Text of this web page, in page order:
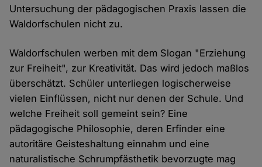
Untersuchung der pädagogischen Praxis lassen die
Waldorfschulen nicht zu.
Waldorfschulen werben mit dem Slogan "Erziehung
zur Freiheit", zur Kreativität. Das wird jedoch maßlos
überschätzt. Schüler unterliegen logischerweise
vielen Einflüssen, nicht nur denen der Schule. Und
welche Freiheit soll gemeint sein? Eine
pädagogische Philosophie, deren Erfinder eine
autoritäre Geisteshaltung einnahm und eine
naturalistische Schrumpfästhetik bevorzugte mag